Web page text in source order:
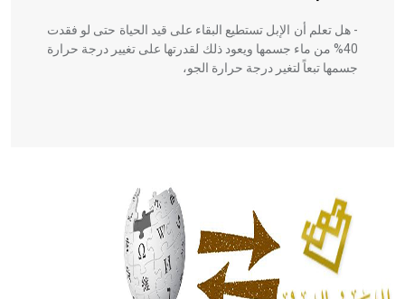
- هل تعلم أن الإبل تستطيع البقاء على قيد الحياة حتى لو فقدت
40% من ماء جسمها ويعود ذلك لقدرتها على تغيير درجة حرارة
جسمها تبعاً لتغير درجة حرارة الجو،
الحكم، الأدلة، تنظيم التغذية، ورسالته في جروح الرأس. ويعود
له الفضل بأنه حرر الطب من الدين والفلسفة.